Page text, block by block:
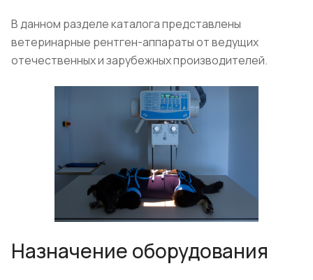
В данном разделе каталога представлены
ветеринарные рентген-аппараты от ведущих
отечественных и зарубежных производителей.
Назначение оборудования